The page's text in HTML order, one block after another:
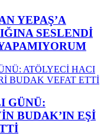
YEPAŞ’A
SESLENDİ
GÜNÜ:
BUDAK’IN EŞİ